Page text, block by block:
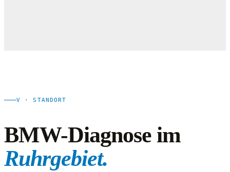
V · STANDORT
BMW-Diagnose im
Ruhrgebiet.